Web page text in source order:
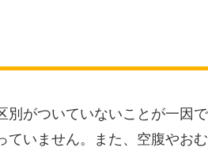
がついていないことが一因で
ていません。また、空腹やお